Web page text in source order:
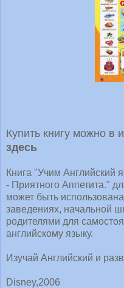
Купить книгу можно в
здесь
Книга "Учим Английский
- Приятного Аппетита."
может быть
заведениях, начальной
родителями для
английскому языку.
Изучай Английский и
Disney,2006